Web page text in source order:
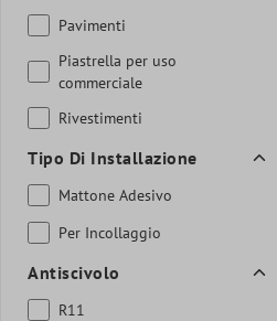
Pavimenti
Piastrella per uso
commerciale
Rivestimenti
Tipo Di Installazione
Mattone Adesivo
Per Incollaggio
Antiscivolo
R11